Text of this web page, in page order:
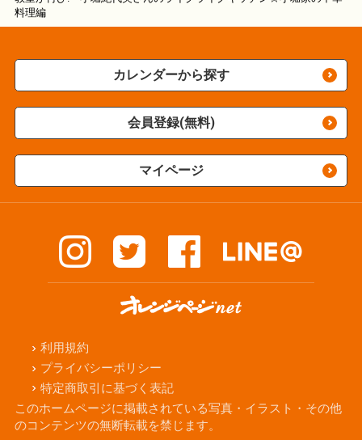
料理編
カレンダーから探す
会員登録(無料)
マイページ
利用規約
プライバシーポリシー
特定商取引に基づく表記
このホームページに掲載されている写真・イラスト・その他
のコンテンツの無断転載を禁じます。